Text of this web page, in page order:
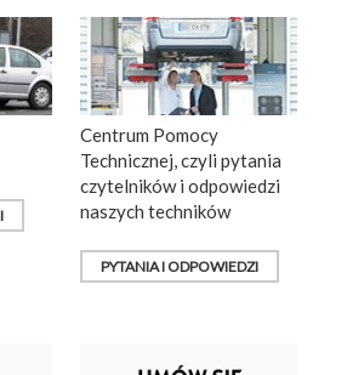
Centrum Pomocy
Technicznej, czyli pytania
czytelników i odpowiedzi
naszych techników
PYTANIA I ODPOWIEDZI